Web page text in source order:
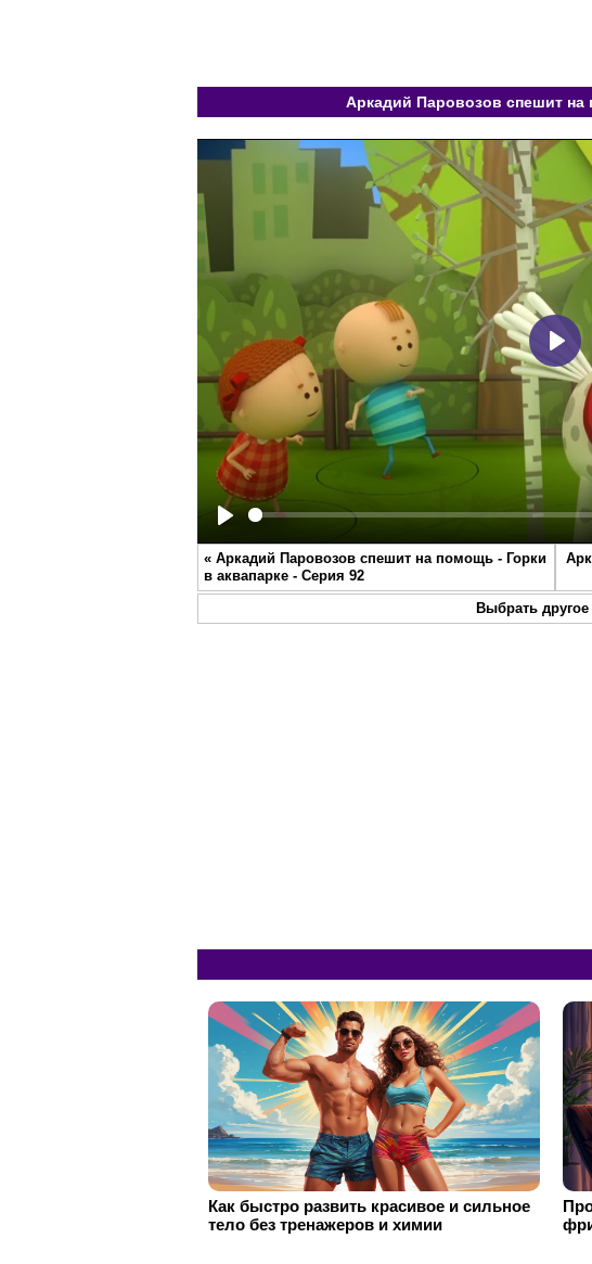
Аркадий Паровозов спешит на
Play
Play
« Аркадий Паровозов спешит на помощь - Горки
в аквапарке - Серия 92
Выбрать
Как быстро развить красивое и сильное
тело без тренажеров и химии